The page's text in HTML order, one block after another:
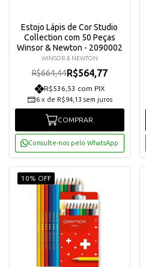
Estojo Lápis de Cor Studio
Collection com 50 Peças
Winsor & Newton - 2090002
WINSOR & NEWTON
R$664,44R$564,77
R$536,53 com PIX
6 x de R$94,13 sem juros
COMPRAR
Consulte-nos pelo WhatsApp
10% OFF